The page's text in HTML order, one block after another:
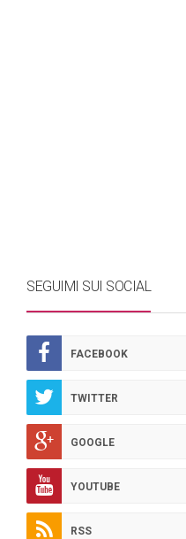
SEGUIMI SUI SOCIAL
FACEBOOK
TWITTER
GOOGLE
YOUTUBE
RSS